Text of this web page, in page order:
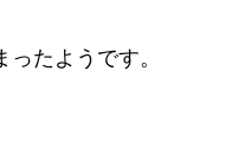
たようです。